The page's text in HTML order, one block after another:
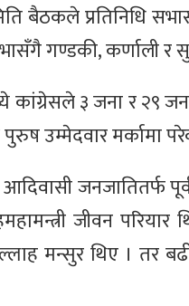
बैठकले प्रतिनिधि
गण्डकी, कर्णाली र
कांग्रेसले ३ जना र २९
उम्मेदवार मर्कामा
जनजातितर्फ
जीवन
मन्सुर थिए । तर